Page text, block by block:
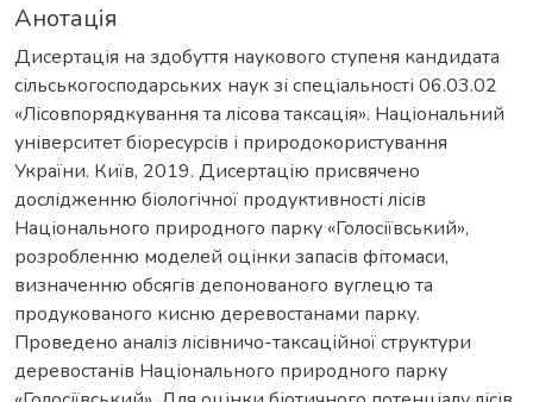
Анотація
Дисертація на здобуття наукового ступеня кандидата
сільськогосподарських наук зі спеціальності 06.03.02
«Лісовпорядкування та лісова таксація». Національний
університет біоресурсів і природокористування
України. Київ, 2019. Дисертацію присвячено
дослідженню біологічної продуктивності лісів
Національного природного парку «Голосіївський»,
розробленню моделей оцінки запасів фітомаси,
визначенню обсягів депонованого вуглецю та
продукованого кисню деревостанами парку.
Проведено аналіз лісівничо-таксаційної структури
деревостанів Національного природного парку